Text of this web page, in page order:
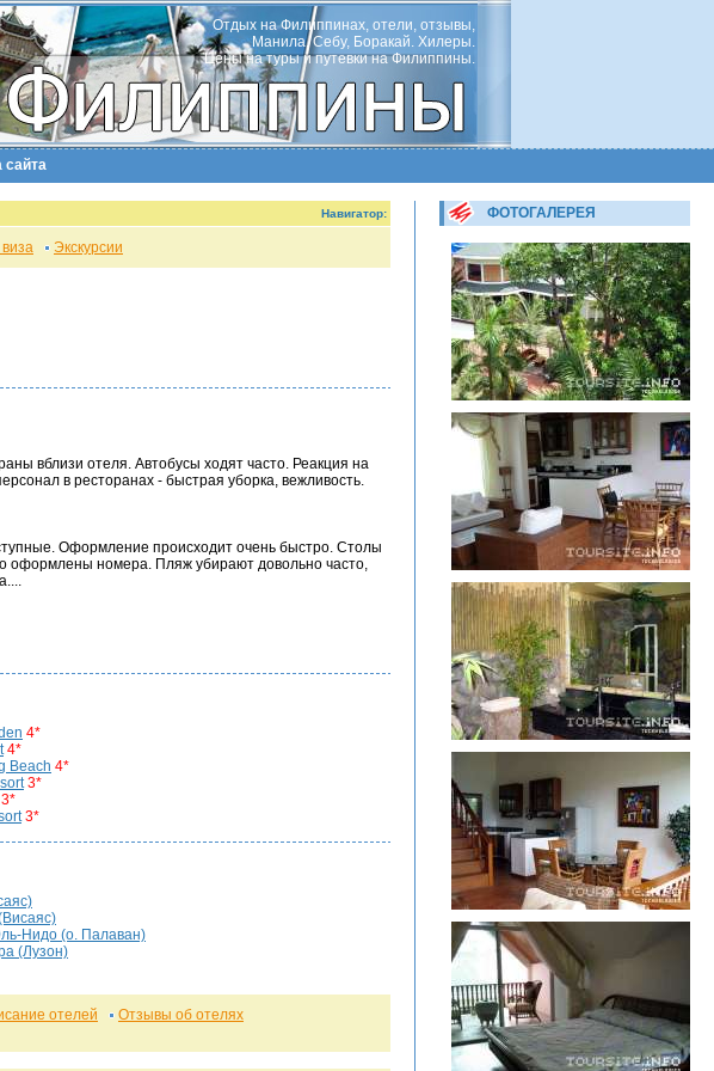
Отдых на Филиппинах, отели, отзывы,
Манила, Себу, Боракай. Хилеры.
Цены на туры и путевки на Филиппины.
сайта
Навигатор:
Экскурсии
вблизи отеля. Автобусы ходят часто. Реакция на
в ресторанах - быстрая уборка, вежливость.
Оформление происходит очень быстро. Столы
оформлены номера. Пляж убирают довольно часто,
4*
4*
Beach 4*
3*
3*
3*
Нидо (о. Палаван)
(Лузон)
отелей
Отзывы об отелях
ФОТОГАЛЕРЕЯ